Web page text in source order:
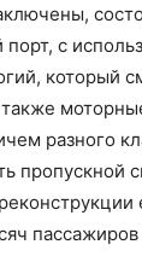
с
который
разного
пропускной
пассажиров